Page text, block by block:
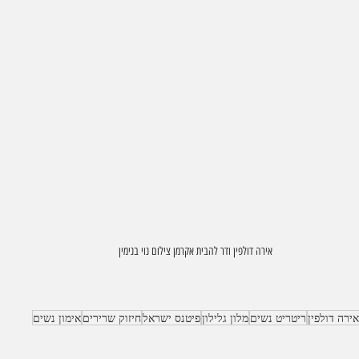
אירה דולפין ודר להבית אקרמן צילום נוי בנימין
אירה דולפיןריטריט נשיםמלון גלילוןפיטנס ישראלחיזוק שריריםאימון נשים